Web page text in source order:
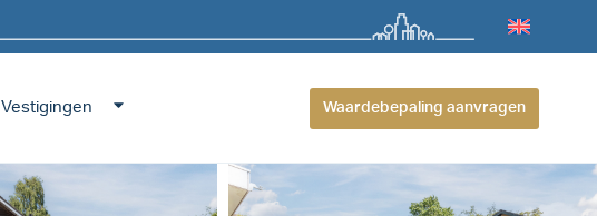
Vestigingen Waardebepaling aanvragen